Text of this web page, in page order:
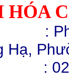
HÓA
503,
Hạ,